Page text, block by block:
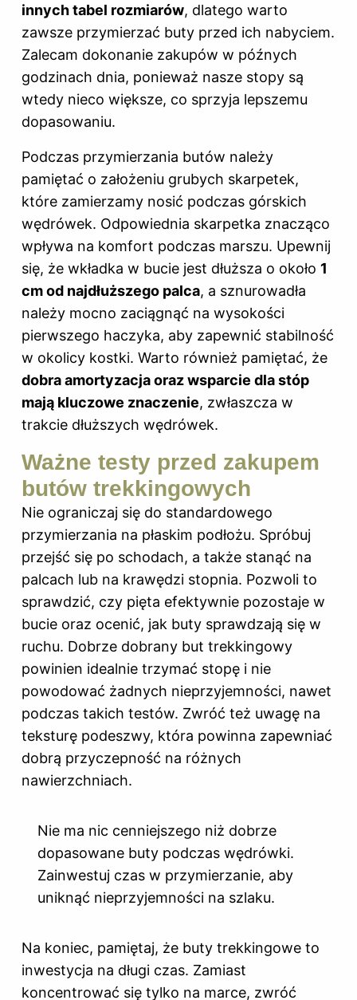
innych tabel rozmiarów, dlatego warto
zawsze przymierzać buty przed ich nabyciem.
Zalecam dokonanie zakupów w późnych
godzinach dnia, ponieważ nasze stopy są
wtedy nieco większe, co sprzyja lepszemu
dopasowaniu.
Podczas przymierzania butów należy
pamiętać o założeniu grubych skarpetek,
które zamierzamy nosić podczas górskich
wędrówek. Odpowiednia skarpetka znacząco
wpływa na komfort podczas marszu. Upewnij
się, że wkładka w bucie jest dłuższa o około 1
cm od najdłuższego palca, a sznurowadła
należy mocno zaciągnąć na wysokości
pierwszego haczyka, aby zapewnić stabilność
w okolicy kostki. Warto również pamiętać, że
dobra amortyzacja oraz wsparcie dla stóp
mają kluczowe znaczenie, zwłaszcza w
trakcie dłuższych wędrówek.
Ważne testy przed zakupem
butów trekkingowych
Nie ograniczaj się do standardowego
przymierzania na płaskim podłożu. Spróbuj
przejść się po schodach, a także stanąć na
palcach lub na krawędzi stopnia. Pozwoli to
sprawdzić, czy pięta efektywnie pozostaje w
bucie oraz ocenić, jak buty sprawdzają się w
ruchu. Dobrze dobrany but trekkingowy
powinien idealnie trzymać stopę i nie
powodować żadnych nieprzyjemności, nawet
podczas takich testów. Zwróć też uwagę na
teksturę podeszwy, która powinna zapewniać
dobrą przyczepność na różnych
nawierzchniach.
Nie ma nic cenniejszego niż dobrze
dopasowane buty podczas wędrówki.
Zainwestuj czas w przymierzanie, aby
uniknąć nieprzyjemności na szlaku.
Na koniec, pamiętaj, że buty trekkingowe to
inwestycja na długi czas. Zamiast
koncentrować się tylko na marce, zwróć